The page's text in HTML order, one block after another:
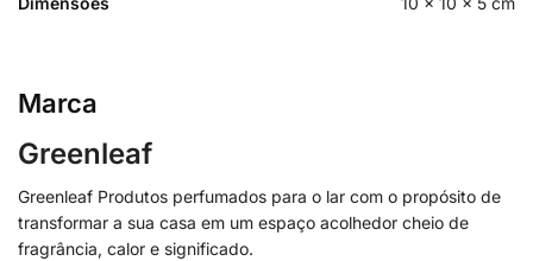
Marca
Greenleaf
Greenleaf Produtos perfumados para o lar com o propósito de
transformar a sua casa em um espaço acolhedor cheio de
fragrância, calor e significado.